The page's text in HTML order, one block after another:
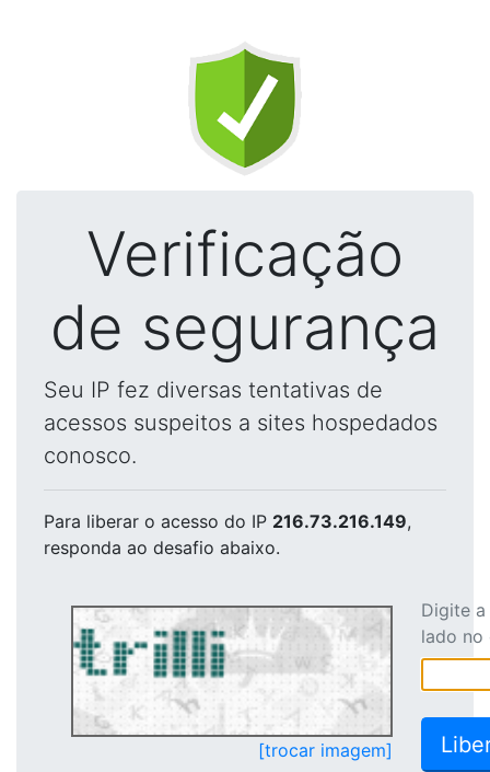
Verificação
de segurança
Seu IP fez diversas tentativas de
acessos suspeitos a sites hospedados
conosco.
Para liberar o acesso do IP 216.73.216.149,
responda ao desafio abaixo.
[trocar imagem]
Digite
lado no